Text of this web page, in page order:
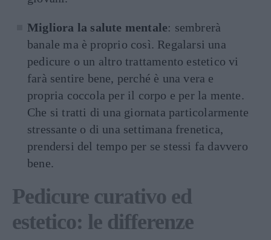
Migliora la salute mentale: sembrerà
banale ma è proprio così. Regalarsi una
pedicure o un altro trattamento estetico vi
farà sentire bene, perché è una vera e
propria coccola per il corpo e per la mente.
Che si tratti di una giornata particolarmente
stressante o di una settimana frenetica,
prendersi del tempo per se stessi fa davvero
bene.
Pedicure curativo ed
estetico: le differenze